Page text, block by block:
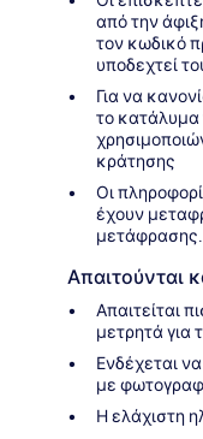
από την
τον κωδικό
υποδεχτεί
Για να
το κατάλυμα
κράτησης
Οι
έχουν
μετάφρασης.
Απαιτούνται
Απαιτείται
μετρητά για
Ενδέχεται
με
Η ελάχιστη